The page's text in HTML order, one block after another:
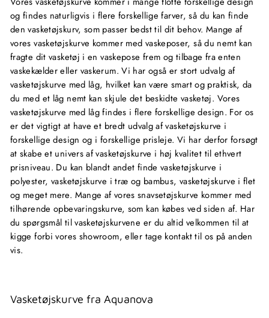
og findes naturligvis i flere forskellige farver, så du kan finde
den vasketøjskurv, som passer bedst til dit behov. Mange af
vores vasketøjskurve kommer med vaskeposer, så du nemt kan
fragte dit vasketøj i en vaskepose frem og tilbage fra enten
vaskekælder eller vaskerum. Vi har også er stort udvalg af
vasketøjskurve med låg, hvilket kan være smart og praktisk, da
du med et låg nemt kan skjule det beskidte vasketøj. Vores
vasketøjskurve med låg findes i flere forskellige design. For os
er det vigtigt at have et bredt udvalg af vasketøjskurve i
forskellige design og i forskellige prisleje. Vi har derfor forsøgt
at skabe et univers af vasketøjskurve i høj kvalitet til ethvert
prisniveau. Du kan blandt andet finde vasketøjskurve i
polyester, vasketøjskurve i træ og bambus, vasketøjskurve i flet
og meget mere. Mange af vores snavsetøjskurve kommer med
tilhørende opbevaringskurve, som kan købes ved siden af. Har
du spørgsmål til vasketøjskurvene er du altid velkommen til at
kigge forbi vores showroom, eller tage kontakt til os på anden
vis.
Vasketøjskurve fra Aquanova